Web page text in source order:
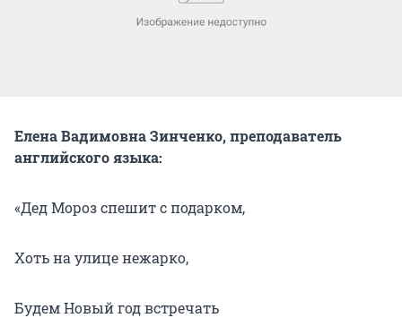
Елена Вадимовна Зинченко, преподаватель
английского языка:
«Дед Мороз спешит с подарком,
Хоть на улице нежарко,
Будем Новый год встречать